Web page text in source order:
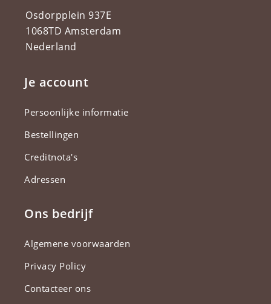
Osdorpplein 937E
1068TD Amsterdam
Nederland
Je account
Persoonlijke informatie
Bestellingen
Creditnota's
Adressen
Ons bedrijf
Algemene voorwaarden
Privacy Policy
Contacteer ons